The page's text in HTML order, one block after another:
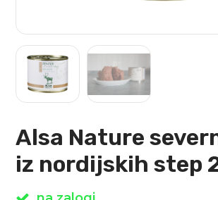
Alsa Nature
iz nordijskih step